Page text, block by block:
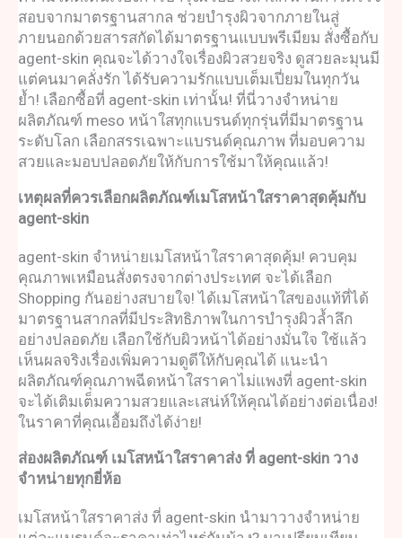
สอบจากมาตรฐานสากล ช่วยบำรุงผิวจากภายในสู่
ภายนอกด้วยสารสกัดได้มาตรฐานแบบพรีเมียม สั่งซื้อกับ
agent-skin คุณจะได้วางใจเรื่องผิวสวยจริง ดูสวยละมุนมี
แต่คนมาคลั่งรัก ได้รับความรักแบบเต็มเปี่ยมในทุกวัน
ย้ำ! เลือกซื้อที่ agent-skin เท่านั้น! ที่นี่วางจำหน่าย
ผลิตภัณฑ์ meso หน้าใสทุกแบรนด์ทุกรุ่นที่มีมาตรฐาน
ระดับโลก เลือกสรรเฉพาะแบรนด์คุณภาพ ที่มอบความ
สวยและมอบปลอดภัยให้กับการใช้มาให้คุณแล้ว!
เหตุผลที่ควรเลือกผลิตภัณฑ์เมโสหน้าใสราคาสุดคุ้มกับ
agent-skin
agent-skin จำหน่ายเมโสหน้าใสราคาสุดคุ้ม! ควบคุม
คุณภาพเหมือนสั่งตรงจากต่างประเทศ จะได้เลือก
Shopping กันอย่างสบายใจ! ได้เมโสหน้าใสของแท้ที่ได้
มาตรฐานสากลที่มีประสิทธิภาพในการบำรุงผิวล้ำลึก
อย่างปลอดภัย เลือกใช้กับผิวหน้าได้อย่างมั่นใจ ใช้แล้ว
เห็นผลจริงเรื่องเพิ่มความดูดีให้กับคุณได้ แนะนำ
ผลิตภัณฑ์คุณภาพฉีดหน้าใสราคาไม่แพงที่ agent-skin
จะได้เติมเต็มความสวยและเสน่ห์ให้คุณได้อย่างต่อเนื่อง!
ในราคาที่คุณเอื้อมถึงได้ง่าย!
ส่องผลิตภัณฑ์ เมโสหน้าใสราคาส่ง ที่ agent-skin วาง
จำหน่ายทุกยี่ห้อ
เมโสหน้าใสราคาส่ง ที่ agent-skin นำมาวางจำหน่าย